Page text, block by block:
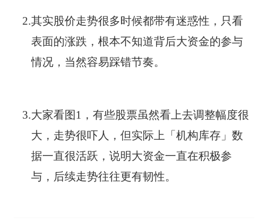
2.其实股价走势很多时候都带有迷惑性，只看
表面的涨跌，根本不知道背后大资金的参与
情况，当然容易踩错节奏。
3.大家看图1，有些股票虽然看上去调整幅度很
大，走势很吓人，但实际上「机构库存」数
据一直很活跃，说明大资金一直在积极参
与，后续走势往往更有韧性。